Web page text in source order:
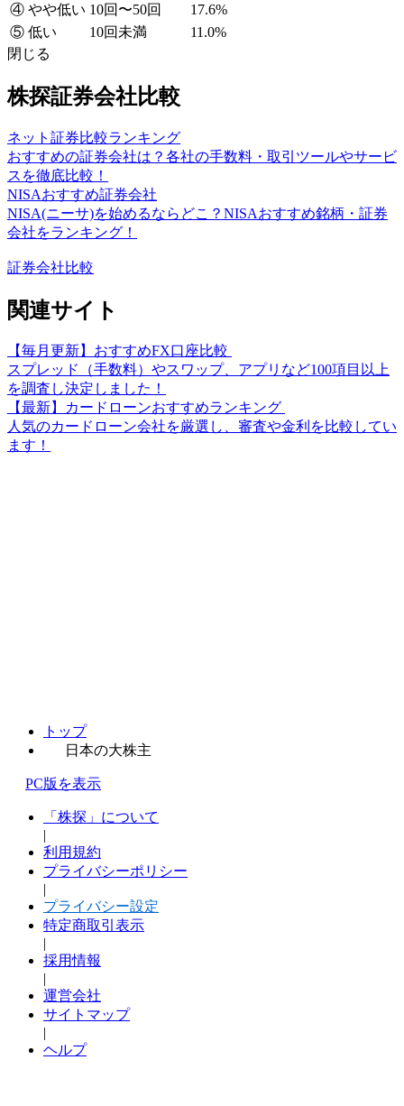
④ やや低い 10回〜50回
17.6%
⑤ 低い
10回未満
11.0%
閉じる
株探証券会社比較
ネット証券比較ランキング
おすすめの証券会社は？各社の手数料・取引ツールやサービ
スを徹底比較！
NISAおすすめ証券会社
NISA(ニーサ)を始めるならどこ？NISAおすすめ銘柄・証券
会社をランキング！
証券会社比較
関連サイト
【毎月更新】おすすめFX口座比較
スプレッド（手数料）やスワップ、アプリなど100項目以上
を調査し決定しました！
【最新】カードローンおすすめランキング
人気のカードローン会社を厳選し、審査や金利を比較してい
ます！
トップ
日本の大株主
PC版を表示
「株探」について
|
利用規約
プライバシーポリシー
|
プライバシー設定
特定商取引表示
|
採用情報
|
運営会社
サイトマップ
|
ヘルプ